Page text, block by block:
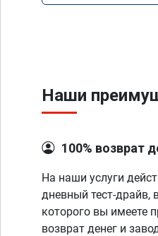
Наши
100% возврат
На наши услуги
дневный тест-драйв,
которого вы имеете
возврат денег и